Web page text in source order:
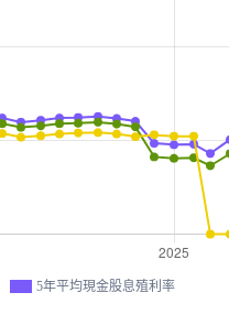
5年平均現金股息殖利率